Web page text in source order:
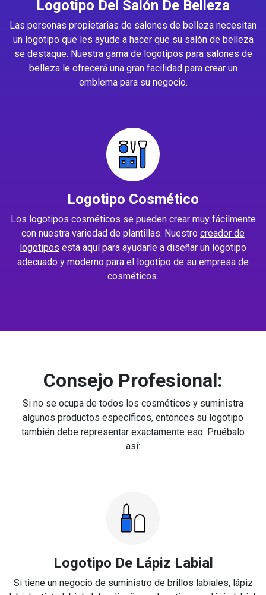
Logotipo Del Salón De Belleza
Las personas propietarias de salones de belleza necesitan
un logotipo que les ayude a hacer que su salón de belleza
se destaque. Nuestra gama de logotipos para salones de
belleza le ofrecerá una gran facilidad para crear un
emblema para su negocio.
Logotipo Cosmético
Los logotipos cosméticos se pueden crear muy fácilmente
con nuestra variedad de plantillas. Nuestro creador de
logotipos está aquí para ayudarle a diseñar un logotipo
adecuado y moderno para el logotipo de su empresa de
cosméticos.
Consejo Profesional:
Si no se ocupa de todos los cosméticos y suministra
algunos productos específicos, entonces su logotipo
también debe representar exactamente eso. Pruébalo
así:
Logotipo De Lápiz Labial
Si tiene un negocio de suministro de brillos labiales, lápiz